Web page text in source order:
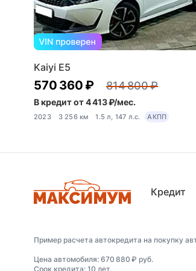
Kaiyi E5
570 360 ₽ 814 800 ₽
В кредит от 4 413 ₽/мес.
2023 3 256 км 1.5 л, 147 л.с. АКПП
Кредит
Пример расчета автокредита на покупку
Цена автомобиля: 670 880 ₽ руб.
Срок кредита: 10 лет.